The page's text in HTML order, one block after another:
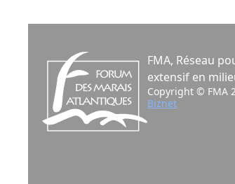
FMA, Réseau
extensif en
Copyright © FMA
Biznet